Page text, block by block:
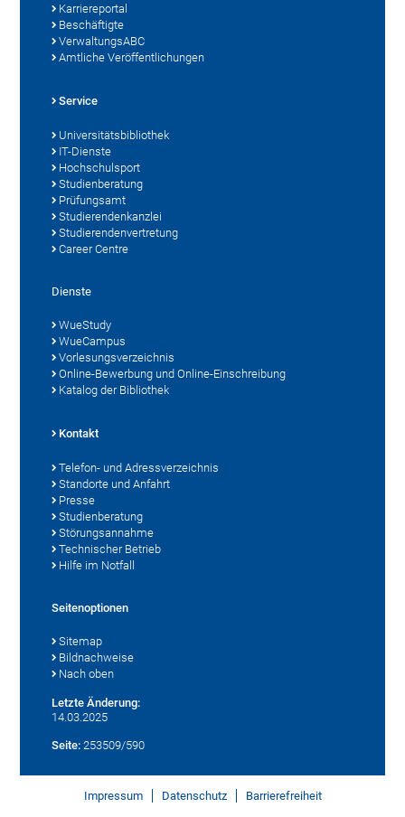
Karriereportal
Beschäftigte
VerwaltungsABC
Amtliche Veröffentlichungen
Service
Universitätsbibliothek
IT-Dienste
Hochschulsport
Studienberatung
Prüfungsamt
Studierendenkanzlei
Studierendenvertretung
Career Centre
Dienste
WueStudy
WueCampus
Vorlesungsverzeichnis
Online-Bewerbung und Online-Einschreibung
Katalog der Bibliothek
Kontakt
Telefon- und Adressverzeichnis
Standorte und Anfahrt
Presse
Studienberatung
Störungsannahme
Technischer Betrieb
Hilfe im Notfall
Seitenoptionen
Sitemap
Bildnachweise
Nach oben
Letzte Änderung:
14.03.2025
Seite: 253509/590
Impressum Datenschutz Barrierefreiheit